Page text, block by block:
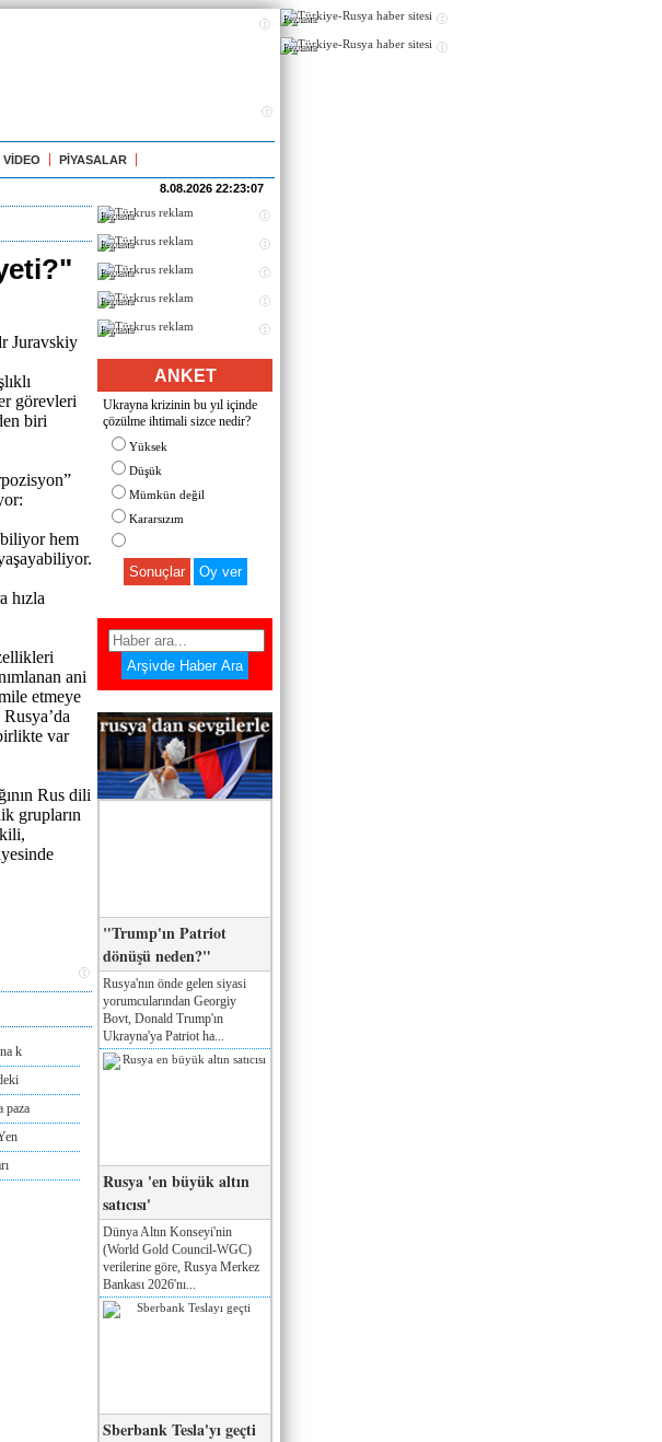
VİDEO PİYASALAR
8.08.2026 22:23:07
Juravskiy
görevleri
biri
hem
hızla
ani
etmeye
var
Rus dili
grupların
k
paza
Реклама
Реклама
Реклама
Реклама
Реклама
ANKET
Ukrayna krizinin bu yıl içinde
çözülme ihtimali sizce nedir?
Yüksek
Düşük
Mümkün değil
Kararsızım
Sonuçlar
"Trump'ın Patriot
dönüşü neden?"
Rusya'nın önde gelen siyasi
yorumcularından Georgiy
Bovt, Donald Trump'ın
Ukrayna'ya Patriot ha...
Rusya 'en büyük altın
satıcısı'
Dünya Altın Konseyi'nin
(World Gold Council-WGC)
verilerine göre, Rusya Merkez
Bankası 2026'nı...
Sberbank Tesla'yı geçti
Реклама
Реклама